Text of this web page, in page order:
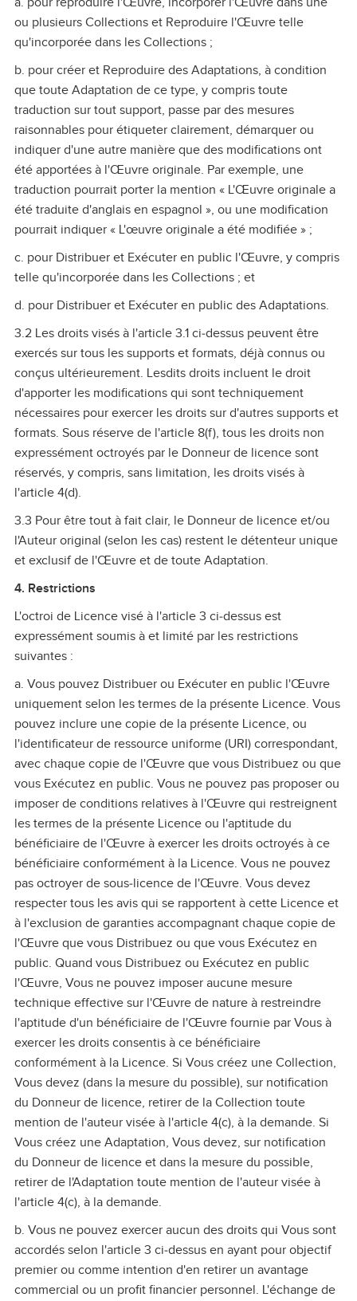
ou plusieurs Collections et Reproduire l'Œuvre telle
qu'incorporée dans les Collections ;
b. pour créer et Reproduire des Adaptations, à condition
que toute Adaptation de ce type, y compris toute
traduction sur tout support, passe par des mesures
raisonnables pour étiqueter clairement, démarquer ou
indiquer d'une autre manière que des modifications ont
été apportées à l'Œuvre originale. Par exemple, une
traduction pourrait porter la mention « L'Œuvre originale a
été traduite d'anglais en espagnol », ou une modification
pourrait indiquer « L'œuvre originale a été modifiée » ;
c. pour Distribuer et Exécuter en public l'Œuvre, y compris
telle qu'incorporée dans les Collections ; et
d. pour Distribuer et Exécuter en public des Adaptations.
3.2 Les droits visés à l'article 3.1 ci‑dessus peuvent être
exercés sur tous les supports et formats, déjà connus ou
conçus ultérieurement. Lesdits droits incluent le droit
d'apporter les modifications qui sont techniquement
nécessaires pour exercer les droits sur d'autres supports et
formats. Sous réserve de l'article 8(f), tous les droits non
expressément octroyés par le Donneur de licence sont
réservés, y compris, sans limitation, les droits visés à
l'article 4(d).
3.3 Pour être tout à fait clair, le Donneur de licence et/ou
l'Auteur original (selon les cas) restent le détenteur unique
et exclusif de l'Œuvre et de toute Adaptation.
4. Restrictions
L'octroi de Licence visé à l'article 3 ci‑dessus est
expressément soumis à et limité par les restrictions
suivantes :
a. Vous pouvez Distribuer ou Exécuter en public l'Œuvre
uniquement selon les termes de la présente Licence. Vous
pouvez inclure une copie de la présente Licence, ou
l'identificateur de ressource uniforme (URI) correspondant,
avec chaque copie de l'Œuvre que vous Distribuez ou que
vous Exécutez en public. Vous ne pouvez pas proposer ou
imposer de conditions relatives à l'Œuvre qui restreignent
les termes de la présente Licence ou l'aptitude du
bénéficiaire de l'Œuvre à exercer les droits octroyés à ce
bénéficiaire conformément à la Licence. Vous ne pouvez
pas octroyer de sous‑licence de l'Œuvre. Vous devez
respecter tous les avis qui se rapportent à cette Licence et
à l'exclusion de garanties accompagnant chaque copie de
l'Œuvre que vous Distribuez ou que vous Exécutez en
public. Quand vous Distribuez ou Exécutez en public
l'Œuvre, Vous ne pouvez imposer aucune mesure
technique effective sur l'Œuvre de nature à restreindre
l'aptitude d'un bénéficiaire de l'Œuvre fournie par Vous à
exercer les droits consentis à ce bénéficiaire
conformément à la Licence. Si Vous créez une Collection,
Vous devez (dans la mesure du possible), sur notification
du Donneur de licence, retirer de la Collection toute
mention de l'auteur visée à l'article 4(c), à la demande. Si
Vous créez une Adaptation, Vous devez, sur notification
du Donneur de licence et dans la mesure du possible,
retirer de l'Adaptation toute mention de l'auteur visée à
l'article 4(c), à la demande.
b. Vous ne pouvez exercer aucun des droits qui Vous sont
accordés selon l'article 3 ci‑dessus en ayant pour objectif
premier ou comme intention d'en retirer un avantage
commercial ou un profit financier personnel. L'échange de